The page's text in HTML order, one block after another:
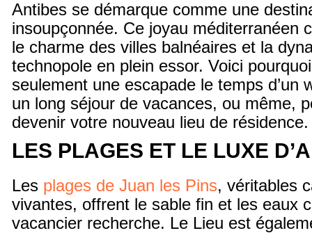
Antibes se démarque comme une
insoupçonnée. Ce joyau méditerranéen
le charme des villes balnéaires et la
technopole en plein essor. Voici
seulement une escapade le temps d’un
un long séjour de vacances, ou même,
devenir votre nouveau lieu de résidence.
LES PLAGES ET LE LUXE
Les plages de Juan les Pins, véritables
vivantes, offrent le sable fin et les eaux
vacancier recherche. Le Lieu est